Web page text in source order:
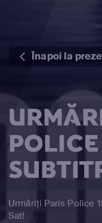
Înapoi la
Urmăriți Paris Police
Sat!